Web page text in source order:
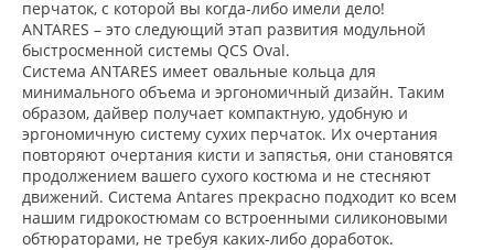
перчаток, с которой вы когда-либо имели дело!
ANTARES – это следующий этап развития модульной
быстросменной системы QCS Oval.
Система ANTARES имеет овальные кольца для
минимального объема и эргономичный дизайн. Таким
образом, дайвер получает компактную, удобную и
эргономичную систему сухих перчаток. Их очертания
повторяют очертания кисти и запястья, они становятся
продолжением вашего сухого костюма и не стесняют
движений. Система Antares прекрасно подходит ко всем
нашим гидрокостюмам со встроенными силиконовыми
обтюраторами, не требуя каких-либо доработок.